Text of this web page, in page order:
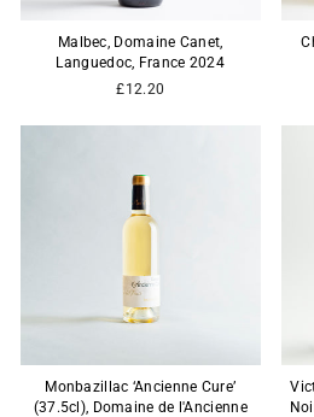
Malbec, Domaine Canet,
Languedoc, France 2024
£12.20
Monbazillac ‘Ancienne Cure’
(37.5cl), Domaine de l'Ancienne